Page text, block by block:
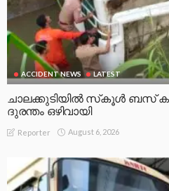
ACCIDENT NEWS LATEST
ചാലക്കുടിയിൽ സ്‌കൂൾ ബസ്
ദുരന്തം ഒഴിവായി
Reporter August 6, 2026